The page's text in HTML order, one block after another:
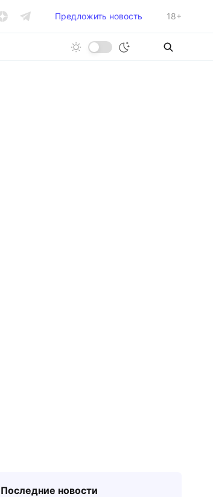
Предложить новость 18+
Последние новости